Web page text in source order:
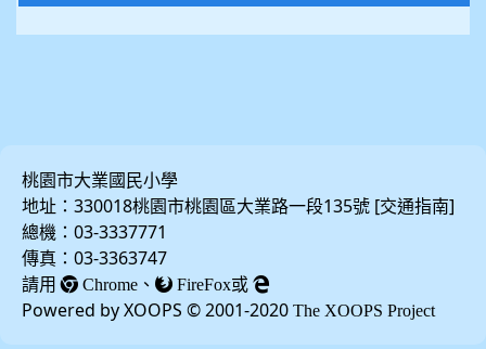
桃園市大業國民小學
地址：330018桃園市桃園區大業路一段135號 [交通指南]
總機：03-3337771
傳真：03-3363747
請用
Chrome 、 FireFox或
Powered by XOOPS © 2001-2020 The XOOPS Project